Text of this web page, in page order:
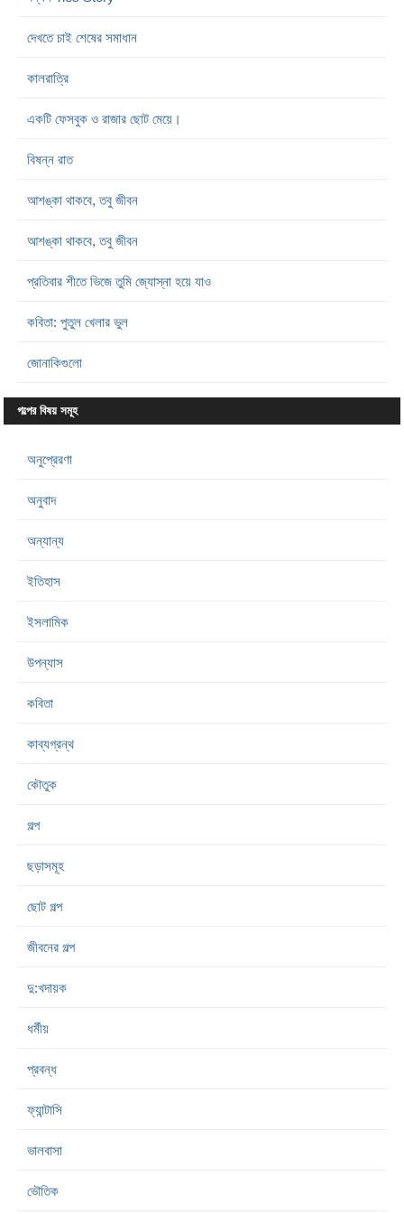
দেখতে চাই শেষের সমাধান
কালরাত্রি
একটি ফেসবুক ও রাজার ছোট মেয়ে।
বিষন্ন রাত
আশঙ্কা থাকবে, তবু জীবন
আশঙ্কা থাকবে, তবু জীবন
প্রতিবার শীতে ভিজে তুমি জ্যোস্না হয়ে যাও
কবিতা: পুতুল খেলার ভুল
জোনাকিগুলো
গল্পের বিষয় সমূহ
অনুপ্রেরণা
অনুবাদ
অন্যান্য
ইতিহাস
ইসলামিক
উপন্যাস
কবিতা
কাব্যগ্রন্থ
কৌতুক
গল্প
ছড়াসমূহ
ছোট গল্প
জীবনের গল্প
দু:খদায়ক
ধর্মীয়
প্রবন্ধ
ফ্যান্টাসি
ভালবাসা
ভৌতিক